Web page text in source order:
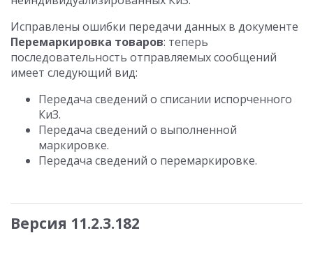
Исправлены ошибки передачи данных в документе
Перемаркировка товаров: теперь
последовательность отправляемых сообщений
имеет следующий вид:
Передача сведений о списании испорченного
КиЗ.
Передача сведений о выполненной
маркировке.
Передача сведений о перемаркировке.
Версия 11.2.3.182